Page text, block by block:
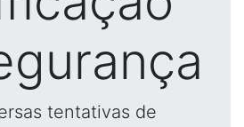
tentativas de